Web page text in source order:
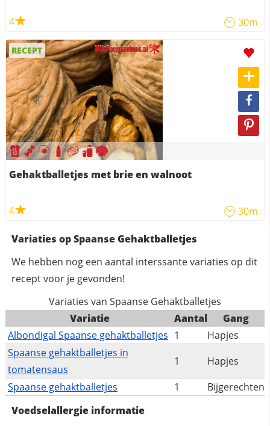
4 30m
RECEPT
Gehaktballetjes met brie en walnoot
4 30m
Variaties op Spaanse Gehaktballetjes
We hebben nog een aantal interssante variaties op dit
recept voor je gevonden!
Variaties van Spaanse Gehaktballetjes
Variatie
Aantal
Gang
Albondigal Spaanse gehaktballetjes 1
Hapjes
Spaanse gehaktballetjes in
tomatensaus
1
Hapjes
Spaanse gehaktballetjes
1
Bijgerechten
Voedselallergie informatie